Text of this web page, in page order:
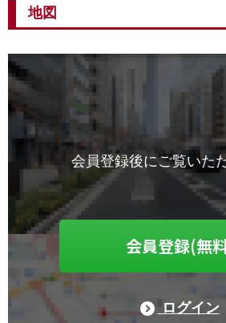
地図
会員登録後にご覧いた
会員登録(無
ログイン